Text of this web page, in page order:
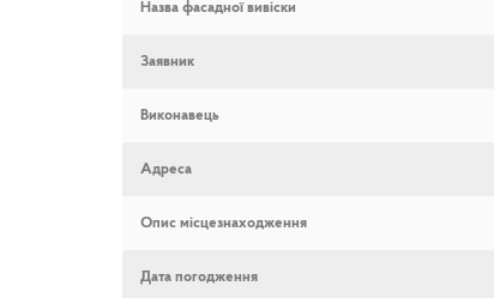
Назва фасадної вивіски
Заявник
Виконавець
Адреса
Опис місцезнаходження
Дата погодження